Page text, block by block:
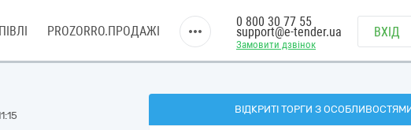
PROZORRO.ПРОДАЖІ
Замовити дзвінок
0 800 30 77 55
support@e-tender.ua ВХІД
ВІДКРИТІ ТОРГИ З